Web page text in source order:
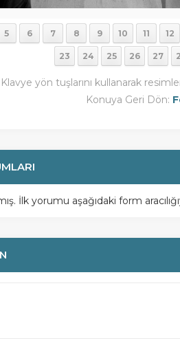
5 6 7 8 9 10 11 12
23 24 25 26 27
Klavye yön tuşlarını kullanarak
Konuya Geri Dön:
İlk yorumu aşağıdaki form